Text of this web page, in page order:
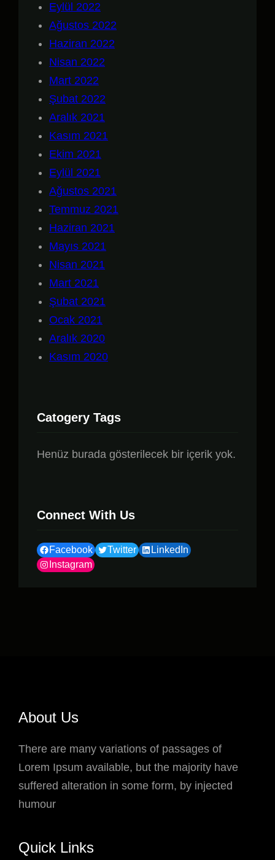
Eylül 2022
Ağustos 2022
Haziran 2022
Nisan 2022
Mart 2022
Şubat 2022
Aralık 2021
Kasım 2021
Ekim 2021
Eylül 2021
Ağustos 2021
Temmuz 2021
Haziran 2021
Mayıs 2021
Nisan 2021
Mart 2021
Şubat 2021
Ocak 2021
Aralık 2020
Kasım 2020
Catogery Tags
Henüz burada gösterilecek bir içerik yok.
Connect With Us
Facebook Twitter
LinkedIn
Instagram
About Us
There are many variations of passages of
Lorem Ipsum available, but the majority have
suffered alteration in some form, by injected
humour
Quick Links